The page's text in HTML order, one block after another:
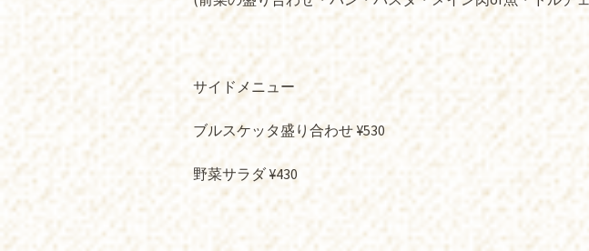
サイドメニュー
ブルスケッタ盛り合わせ ¥530
野菜サラダ ¥430